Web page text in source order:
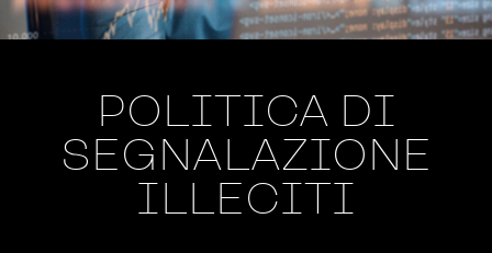
POLITICA DI
SEGNALAZIONE
ILLECITI